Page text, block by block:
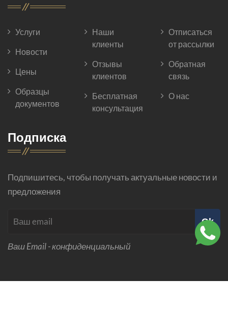
Услуги
Новости
Цены
Образцы
документов
Наши
клиенты
Отзывы
клиентов
Бесплатная
консультация
Отписаться
от рассылки
Обратная
связь
О нас
Подписка
Подпишитесь, чтобы получать актуальные новости и
предложения
Ok
Ваш Email - конфиденциальный